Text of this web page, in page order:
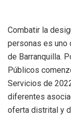
Combatir la
personas es uno
de Barranquilla.
Públicos
Servicios de
diferentes
oferta distrital y